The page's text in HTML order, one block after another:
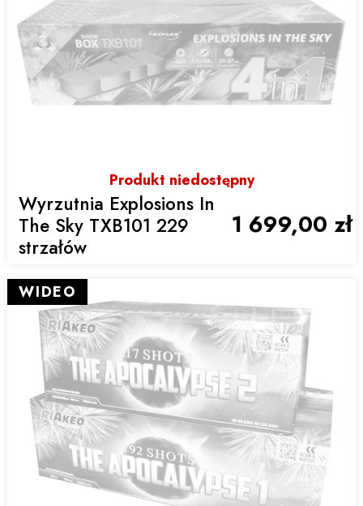
Produkt niedostępny
Wyrzutnia Explosions In
The Sky TXB101 229
strzałów
1 699,00 zł
WIDEO